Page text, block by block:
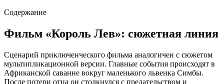
Содержание
Фильм «Король Лев»: сюжетная линия
Сценарий приключенческого фильма аналогичен с сюжетом
мультипликационной версии. Главные события происходят в
Африканской саванне вокруг маленького львенка Симбы.
После потери отца он столкнулся с предательством и